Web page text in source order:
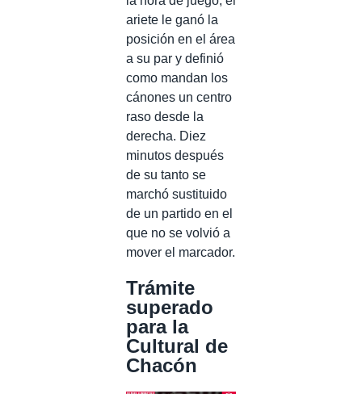
ariete le ganó la
posición en el área
a su par y definió
como mandan los
cánones un centro
raso desde la
derecha. Diez
minutos después
de su tanto se
marchó sustituido
de un partido en el
que no se volvió a
mover el marcador.
Trámite
superado
para la
Cultural de
Chacón